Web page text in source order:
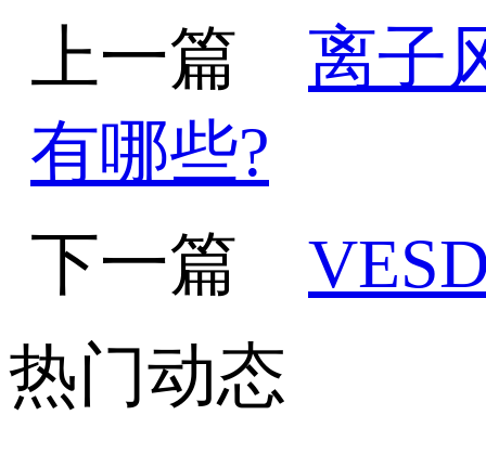
上一篇 离子
有哪些?
下一篇
热门动态